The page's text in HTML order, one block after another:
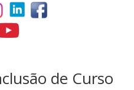
de Curso